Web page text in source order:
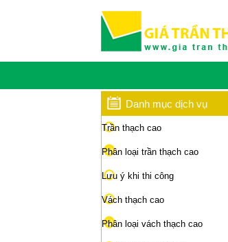
Danh mục dịch vụ
Trần thạch cao
Phân loại trần thạch cao
Lưu ý khi thi công
Vách thạch cao
Phân loại vách thạch cao